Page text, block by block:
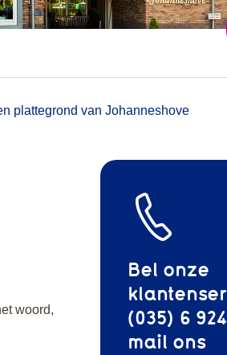
plattegrond van Johanneshove
woord,
Bel onze
(035) 6
mail ons